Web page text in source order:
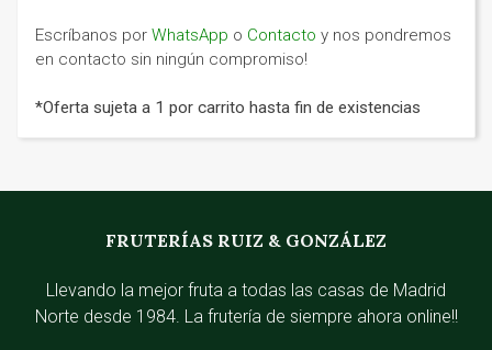
Escríbanos por WhatsApp o Contacto y nos pondremos
en contacto sin ningún compromiso!
*Oferta sujeta a 1 por carrito hasta fin de existencias
FRUTERÍAS RUIZ & GONZÁLEZ
Llevando la mejor fruta a todas las casas de Madrid
Norte desde 1984. La frutería de siempre ahora online!!